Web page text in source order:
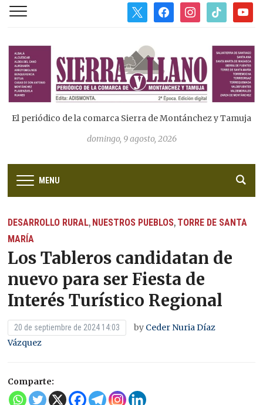
facebookinstagram
tiktok
El periódico de la comarca Sierra de Montánchez y Tamuja
domingo, 9 agosto, 2026
MENU
DESARROLLO RURAL, NUESTROS PUEBLOS, TORRE DE SANTA
MARÍA
Los Tableros candidatan de
nuevo para ser Fiesta de
Interés Turístico Regional
20 de septiembre de 2024 14:03 by Ceder Nuria Díaz
Vázquez
Comparte: